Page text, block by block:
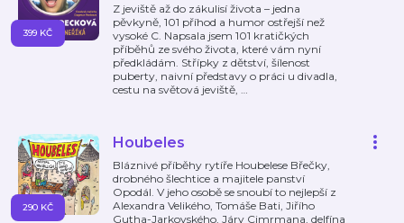
Z jeviště až do zákulisí života – jedna
pěvkyně, 101 příhod a humor ostřejší než
vysoké C. Napsala jsem 101 kratičkých
příběhů ze svého života, které vám nyní
předkládám. Střípky z dětství, šílenost
puberty, naivní představy o práci u divadla,
cestu na světová jeviště, …
399 KČ
Houbeles
Bláznivé příběhy rytíře Houbelese Břečky,
drobného šlechtice a majitele panství
Opodál. V jeho osobě se snoubí to nejlepší z
Alexandra Velikého, Tomáše Bati, Jiřího
Gutha-Jarkovského, Járy Cimrmana, delfína
290 KČ